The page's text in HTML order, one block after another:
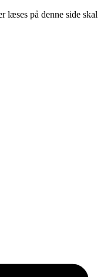
læses på denne side skal